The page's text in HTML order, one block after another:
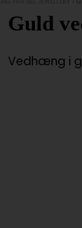
Guld
Vedhæng i